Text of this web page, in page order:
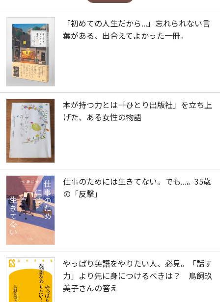
「初めての人生だから...」忘れられない言
葉がある、出合えてよかった一冊。
本が持つ力とは――「ひとり出版社」を立ち上
げた、ある女性の物語
仕事のためには生きてない。でも...。35歳
の「反撃」
やっぱり英語をやりたい人、必見。「話す
力」より先に身につけるべきは？ 鳥飼玖
美子さんの答え